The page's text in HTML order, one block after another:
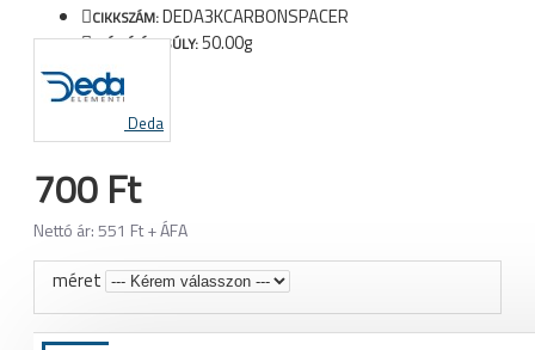
CIKKSZÁM:DEDA3KCARBONSPACER
SZÁLLÍTÁSI SÚLY:50.00g
Deda
700 Ft
Nettó ár: 551 Ft + ÁFA
méret